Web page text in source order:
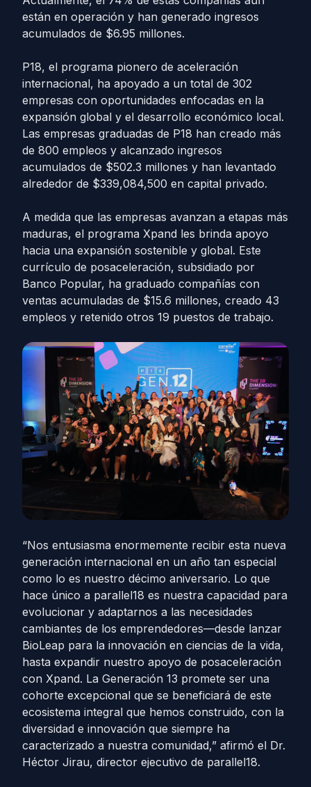
están en operación y han generado ingresos
acumulados de $6.95 millones.
P18, el programa pionero de aceleración
internacional, ha apoyado a un total de 302
empresas con oportunidades enfocadas en la
expansión global y el desarrollo económico local.
Las empresas graduadas de P18 han creado más
de 800 empleos y alcanzado ingresos
acumulados de $502.3 millones y han levantado
alrededor de $339,084,500 en capital privado.
A medida que las empresas avanzan a etapas más
maduras, el programa Xpand les brinda apoyo
hacia una expansión sostenible y global. Este
currículo de posaceleración, subsidiado por
Banco Popular, ha graduado compañías con
ventas acumuladas de $15.6 millones, creado 43
empleos y retenido otros 19 puestos de trabajo.
“Nos entusiasma enormemente recibir esta nueva
generación internacional en un año tan especial
como lo es nuestro décimo aniversario. Lo que
hace único a parallel18 es nuestra capacidad para
evolucionar y adaptarnos a las necesidades
cambiantes de los emprendedores—desde lanzar
BioLeap para la innovación en ciencias de la vida,
hasta expandir nuestro apoyo de posaceleración
con Xpand. La Generación 13 promete ser una
cohorte excepcional que se beneficiará de este
ecosistema integral que hemos construido, con la
diversidad e innovación que siempre ha
caracterizado a nuestra comunidad,” afirmó el Dr.
Héctor Jirau, director ejecutivo de parallel18.